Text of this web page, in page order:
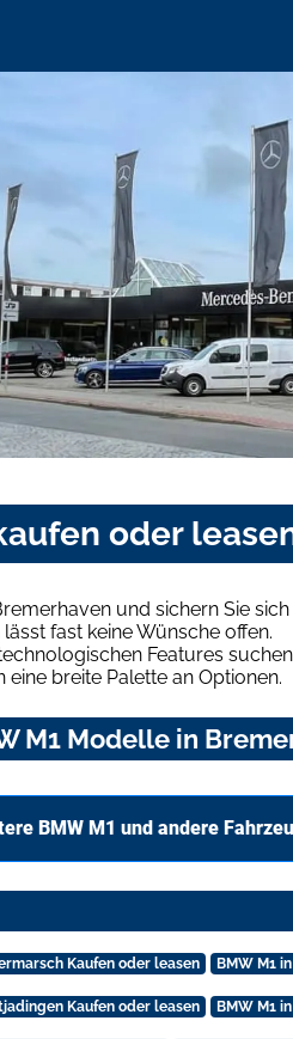
oder
und sichern Sie
fast keine Wünsche offen.
Features
breite Palette an Optionen.
M1 Modelle in
BMW M1 und andere
Kaufen oder leasen BMW M1
Kaufen oder leasen BMW M1